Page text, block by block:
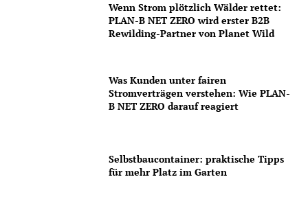
Wenn Strom plötzlich Wälder rettet:
PLAN-B NET ZERO wird erster B2B
Rewilding-Partner von Planet Wild
Was Kunden unter fairen
Stromverträgen verstehen: Wie PLAN-
B NET ZERO darauf reagiert
Selbstbaucontainer: praktische Tipps
für mehr Platz im Garten